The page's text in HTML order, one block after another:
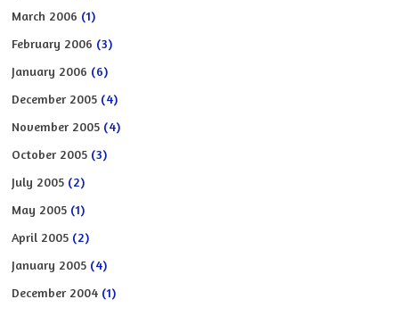
March 2006 (1)
February 2006 (3)
January 2006 (6)
December 2005 (4)
November 2005 (4)
October 2005 (3)
July 2005 (2)
May 2005 (1)
April 2005 (2)
January 2005 (4)
December 2004 (1)